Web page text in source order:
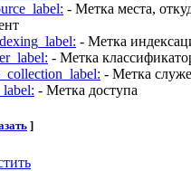
- Метка места,
- Метка
- Метка
- Метка
- Метка доступа
]